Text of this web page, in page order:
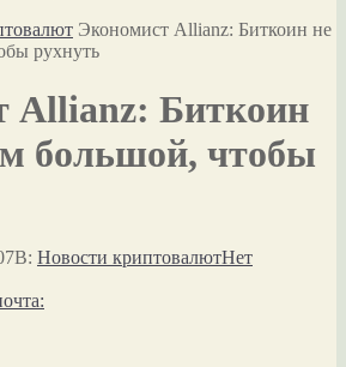
Экономист Allianz: Биткоин не
рухнуть
Allianz: Биткоин
большой, чтобы
В: Новости криптовалютНет